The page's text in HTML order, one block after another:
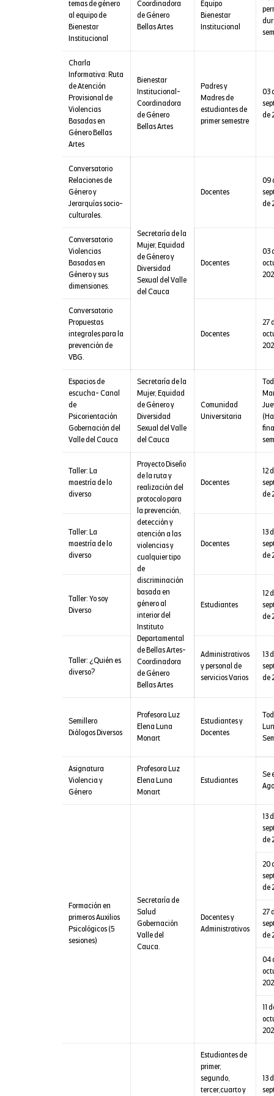
temas de género
al equipo de
Bienestar
Institucional
Coordinadora
de Género
Bellas Artes
Equipo
Bienestar
Institucional
Charla
Informativa: Ruta
de Atención
Provisional de
Violencias
Basadas en
Género Bellas
Artes
Bienestar
Institucional-
Coordinadora
de Género
Bellas Artes
Padres y
Madres de
estudiantes de
primer semestre
03
de
Conversatorio
Relaciones de
Género y
Jerarquías socio-
culturales.
Secretaría de la
Mujer, Equidad
de Género y
Diversidad
Sexual del Valle
del Cauca
Docentes
09
de
Conversatorio
Violencias
Basadas en
Género y sus
dimensiones.
Docentes
03
Conversatorio
Propuestas
integrales para la
prevención de
VBG.
Docentes
27
Espacios de
escucha- Canal
de
Psicorientación
Gobernación del
Valle del Cauca
Secretaría de la
Mujer, Equidad
de Género y
Diversidad
Sexual del Valle
del Cauca
Comunidad
Universitaria
Taller: La
maestría de lo
diverso
Proyecto Diseño
de la ruta y
realización del
protocolo para
la prevención,
detección y
atención a las
violencias y
cualquier tipo
de
discriminación
basada en
género al
interior del
Instituto
Departamental
de Bellas Artes-
Coordinadora
de Género
Bellas Artes
Docentes
12
de
Taller: La
maestría de lo
diverso
Docentes
13
de
Taller: Yo soy
Diverso
Estudiantes
12
de
Taller: ¿Quién es
diverso?
Administrativos
y personal de
servicios Varios
13
de
Semillero
Diálogos Diversos
Profesora Luz
Elena Luna
Monart
Estudiantes y
Docentes
Asignatura
Violencia y
Género
Profesora Luz
Elena Luna
Monart
Estudiantes
Se
Formación en
primeros Auxilios
Psicológicos (5
sesiones)
Secretaría de
Salud
Gobernación
Valle del
Cauca.
Docentes y
Administrativos
13
de
20
de
27
de
04
11
Estudiantes de
primer,
segundo,
tercer,cuarto y
13